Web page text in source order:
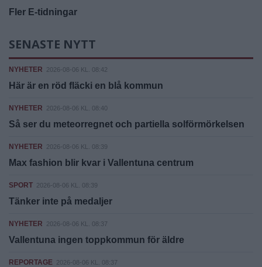
Fler E-tidningar
SENASTE NYTT
NYHETER 2026-08-06 KL. 08:42
Här är en röd fläcki en blå kommun
NYHETER 2026-08-06 KL. 08:40
Så ser du meteorregnet och partiella solförmörkelsen
NYHETER 2026-08-06 KL. 08:39
Max fashion blir kvar i Vallentuna centrum
SPORT 2026-08-06 KL. 08:39
Tänker inte på medaljer
NYHETER 2026-08-06 KL. 08:37
Vallentuna ingen toppkommun för äldre
REPORTAGE 2026-08-06 KL. 08:37